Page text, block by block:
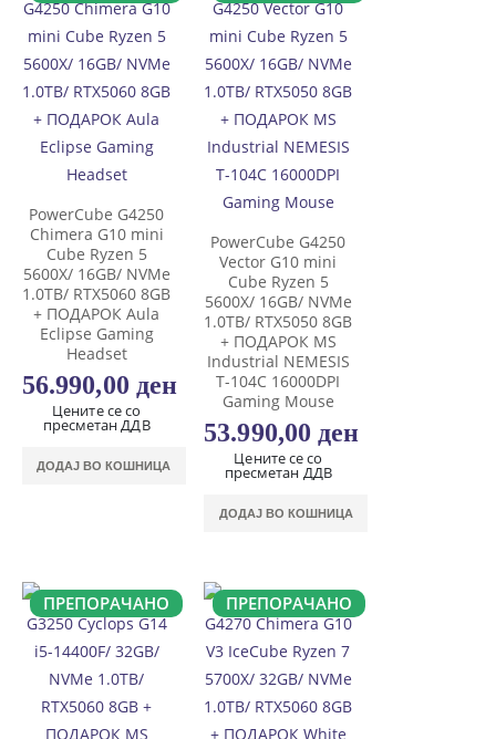
PowerCube G4250
Chimera G10 mini
Cube Ryzen 5
5600X/ 16GB/ NVMe
1.0TB/ RTX5060 8GB
+ ПОДАРОК Aula
Eclipse Gaming
Headset
56.990,00 ден
Цените се со
пресметан ДДВ
ДОДАЈ ВО КОШНИЦА
PowerCube G4250
Vector G10 mini
Cube Ryzen 5
5600X/ 16GB/ NVMe
1.0TB/ RTX5050 8GB
+ ПОДАРОК MS
Industrial NEMESIS
T-104C 16000DPI
Gaming Mouse
53.990,00 ден
Цените се со
пресметан ДДВ
ДОДАЈ ВО КОШНИЦА
ПРЕПОРАЧАНО ПРЕПОРАЧАНО